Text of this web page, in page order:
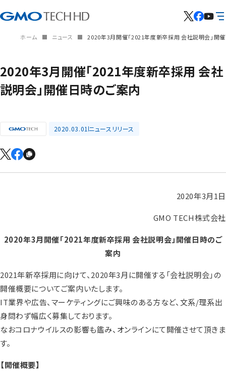
ホーム ニュース 2020年3月開催「2021年度新卒採用 会社説明会」開
2020年3月開催「2021年度新卒採用 会社
説明会」開催日時のご案内
2020.03.01 ニュースリリース
2020年3月1日
GMO TECH株式会社
2020年3月開催「2021年度新卒採用 会社説明会」開催日時のご
案内
2021年新卒採用に向けて、2020年3月に開催する「会社説明会」の
開催概要についてご案内いたします。
IT業界や広告、マーケティングにご興味のある方など、文系/理系出
身問わず幅広く募集しております。
なおコロナウイルスの影響も鑑み、オンラインにて開催させて頂きま
す。
【開催概要】